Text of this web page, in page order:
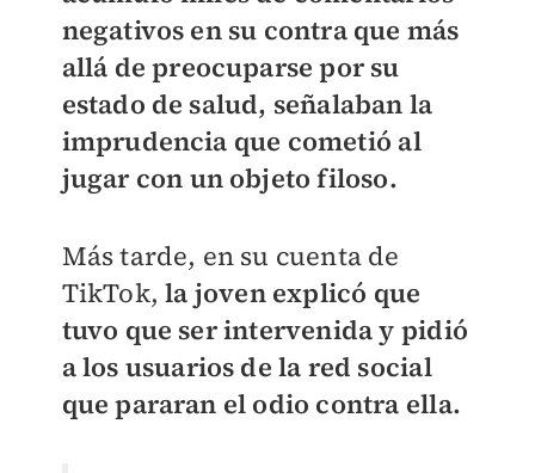
negativos en su contra que más
allá de preocuparse por su
estado de salud, señalaban la
imprudencia que cometió al
jugar con un objeto filoso.
Más tarde, en su cuenta de
TikTok,la joven explicó que
tuvo que ser intervenida y pidió
a los usuarios de la red social
que pararan el odio contra ella.